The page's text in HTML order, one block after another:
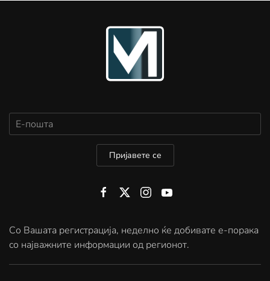
Пријавете се
Со Вашата регистрација, неделно ќе добивате е-порака
со најважните информации од регионот.